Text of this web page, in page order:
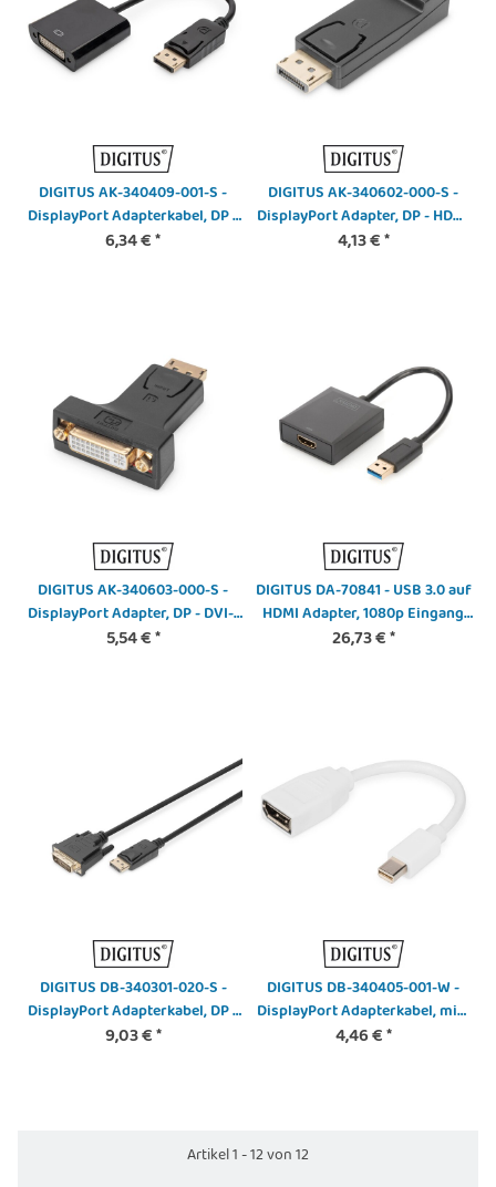
DIGITUS AK-340409-001-S -
DisplayPort Adapterkabel, DP -
DVI (24+5) St/Bu,
6,34 €*
DIGITUS AK-340602-000-S -
DisplayPort Adapter, DP - HDMI
Typ A St/Bu, m/Verriegelung,
4,13 €*
DIGITUS AK-340603-000-S -
DisplayPort Adapter, DP - DVI-I
(24-5) St/Bu, m/Verriegelung,
5,54 €*
DIGITUS DA-70841 - USB 3.0 auf
HDMI Adapter, 1080p Eingang
USB, Ausgang HDMI
26,73 €*
DIGITUS DB-340301-020-S -
DisplayPort Adapterkabel, DP -
DVI (24+1) St/St, 2.0m,
9,03 €*
DIGITUS DB-340405-001-W -
DisplayPort Adapterkabel, mini
DP - DP St/Bu, 0.15m, DP 1.2
4,46 €*
Artikel 1 - 12 von 12